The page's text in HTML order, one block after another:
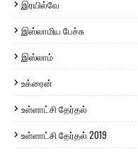
இரயில்வே
இஸ்லாமிய பேச்சு
இஸ்லாம்
உக்ரைன்
உள்ளாட்சி தேர்தல்
உள்ளாட்சி தேர்தல் 2019